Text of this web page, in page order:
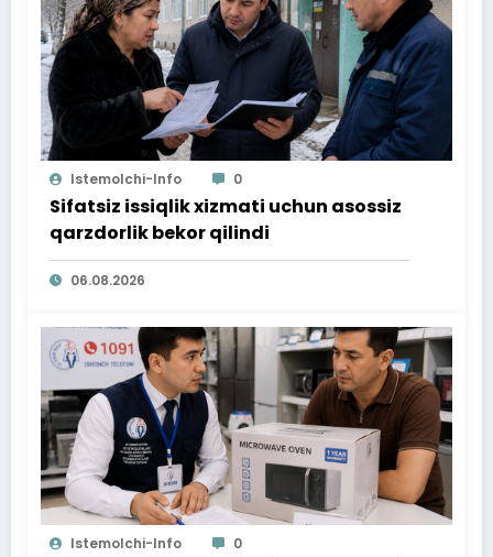
Istemolchi-Info 0
Sifatsiz issiqlik xizmati uchun asossiz
qarzdorlik bekor qilindi
06.08.2026
Istemolchi-Info 0